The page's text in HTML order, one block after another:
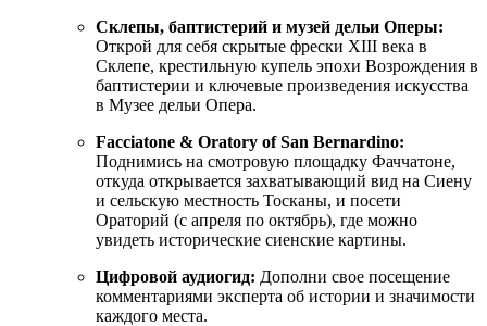
Склепы, баптистерий и музей дельи Оперы:
Открой для себя скрытые фрески XIII века в
Склепе, крестильную купель эпохи Возрождения в
баптистерии и ключевые произведения искусства
в Музее дельи Опера.
Facciatone & Oratory of San Bernardino:
Поднимись на смотровую площадку Фаччатоне,
откуда открывается захватывающий вид на Сиену
и сельскую местность Тосканы, и посети
Ораторий (с апреля по октябрь), где можно
увидеть исторические сиенские картины.
Цифровой аудиогид: Дополни свое посещение
комментариями эксперта об истории и значимости
каждого места.